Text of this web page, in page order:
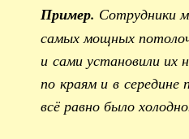
Пример. Сотрудники
самых мощных
и сами установили их
по краям и в середине
всё равно было